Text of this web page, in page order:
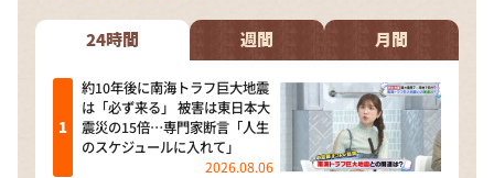
24時間 週間 月間
約10年後に南海トラフ巨大地震
は「必ず来る」 被害は東日本大
震災の15倍…専門家断言「人生
のスケジュールに入れて」
2026.08.06